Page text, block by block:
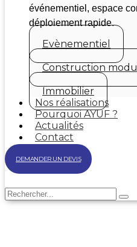
événementiel, espace
déploiement rapide.
Evènementiel
Construction
Immobilier
Nos réalisations
Pourquoi AYUF ?
Actualités
Contact
DEMANDER UN DEVIS